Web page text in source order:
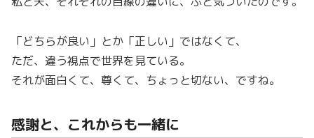
「どちらが良い」とか「正しい」ではなくて、
ただ、違う視点で世界を見ている。
それが面白くて、尊くて、ちょっと切ない、ですね。
感謝と、これからも一緒に